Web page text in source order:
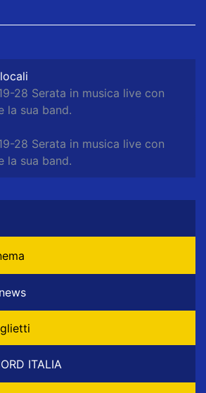
28 Serata in musica live con
la sua band.
28 Serata in musica live con
la sua band.
ITALIA